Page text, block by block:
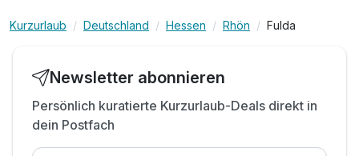
inkl. Nutzung Wlan
Kurzurlaub Deutschland Hessen Rhön Fulda
Newsletter abonnieren
Persönlich kuratierte Kurzurlaub-Deals direkt in
dein Postfach